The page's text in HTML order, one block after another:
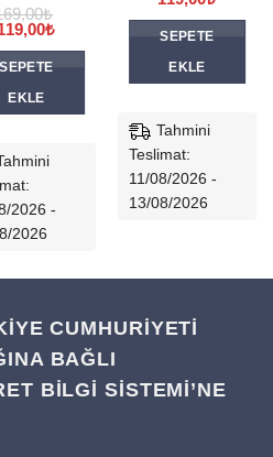
₺
fiyat:
169,00₺.
₺Şu
SEPETE
EKLE
2026 -
2026
fiyat:
169,00₺.
SEPETE
EKLE
Tahmini
Teslimat:
11/08/2026 -
13/08/2026
CUMHURİYETİ
BAĞLI
BİLGİ SİSTEMİ’NE